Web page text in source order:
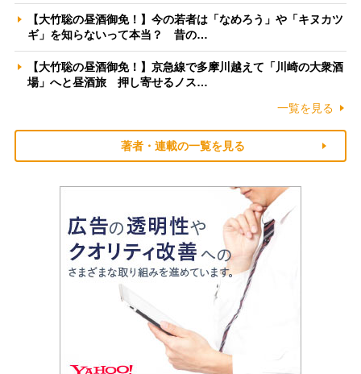
【大竹聡の昼酒御免！】今の若者は「なめろう」や「キヌカツ
ギ」を知らないって本当？ 昔の…
【大竹聡の昼酒御免！】京急線で多摩川越えて「川崎の大衆酒
場」へと昼酒旅 押し寄せるノス…
一覧を見る
著者・連載の一覧を見る